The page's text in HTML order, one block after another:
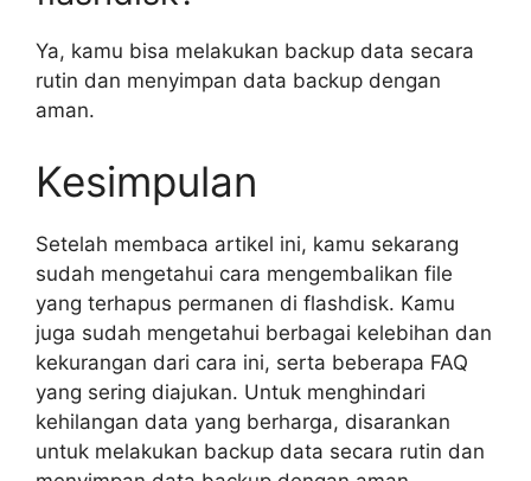
Ya, kamu bisa melakukan backup data secara
rutin dan menyimpan data backup dengan
aman.
Kesimpulan
Setelah membaca artikel ini, kamu sekarang
sudah mengetahui cara mengembalikan file
yang terhapus permanen di flashdisk. Kamu
juga sudah mengetahui berbagai kelebihan dan
kekurangan dari cara ini, serta beberapa FAQ
yang sering diajukan. Untuk menghindari
kehilangan data yang berharga, disarankan
untuk melakukan backup data secara rutin dan